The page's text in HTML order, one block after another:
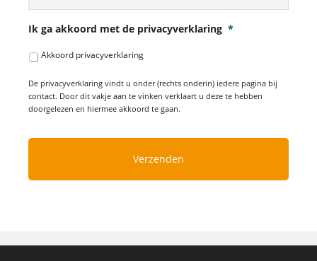
Ik ga akkoord met de privacyverklaring *
Akkoord privacyverklaring
De privacyverklaring vindt u onder (rechts onderin) iedere pagina bij
contact. Door dit vakje aan te vinken verklaart u deze te hebben
doorgelezen en hiermee akkoord te gaan.